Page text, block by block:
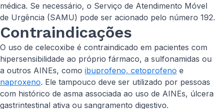
médica. Se necessário, o Serviço de Atendimento Móvel
de Urgência (SAMU) pode ser acionado pelo número 192.
Contraindicações
O uso de celecoxibe é contraindicado em pacientes com
hipersensibilidade ao próprio fármaco, a sulfonamidas ou
a outros AINEs, como ibuprofeno, cetoprofeno e
naproxeno. Ele tampouco deve ser utilizado por pessoas
com histórico de asma associada ao uso de AINEs, úlcera
gastrintestinal ativa ou sangramento digestivo.